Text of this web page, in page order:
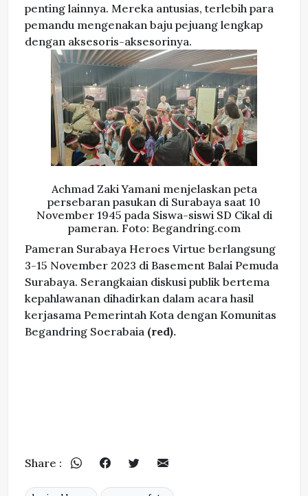
penting lainnya. Mereka antusias, terlebih para
pemandu mengenakan baju pejuang lengkap
dengan aksesoris-aksesorinya.
Achmad Zaki Yamani menjelaskan peta
persebaran pasukan di Surabaya saat 10
November 1945 pada Siswa-siswi SD Cikal di
pameran. Foto: Begandring.com
Pameran Surabaya Heroes Virtue berlangsung
3-15 November 2023 di Basement Balai Pemuda
Surabaya. Serangkaian diskusi publik bertema
kepahlawanan dihadirkan dalam acara hasil
kerjasama Pemerintah Kota dengan Komunitas
Begandring Soerabaia (red).
Share :